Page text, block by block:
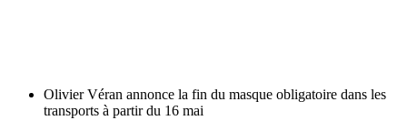
Olivier Véran annonce la fin du masque obligatoire dans les
transports à partir du 16 mai